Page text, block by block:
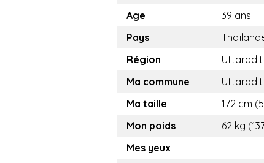
Age
39 ans
Pays
Région
Uttaradit
Ma commune
Uttaradit
Ma taille
172 cm
Mon poids
62 kg
Mes yeux